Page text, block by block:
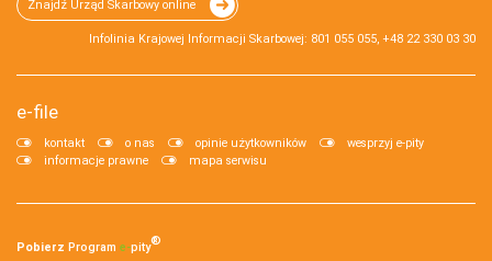
Znajdź Urząd Skarbowy online
Infolinia Krajowej Informacji Skarbowej: 801 055 055, +48 22 330 03 30
e-file
kontakt o nas opinie użytkowników
wesprzyj e-pity
informacje prawne
mapa serwisu
Pobierz Program e‑pity®